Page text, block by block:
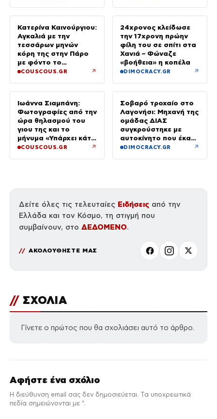
Κατερίνα Καινούργιου:
Αγκαλιά με την
τεσσάρων μηνών
κόρη της στην Πάρο
με φόντο το
ηλιοβασίλεμα
COUSCOUS.GR ↗
24χρονος κλείδωσε
την 17χρονη πρώην
φίλη του σε σπίτι στα
Χανιά – Φώναζε
«βοήθεια» η κοπέλα
DIMOCRACY.GR ↗
Ιωάννα Σιαμπάνη:
Φωτογραφίες από την
ώρα θηλασμού του
γιου της και το
μήνυμα «Υπάρχει κάτι
μαγικό σε αυτές τις
COUSCOUS.GR ↗
Σοβαρό τροχαίο στο
Λαγονήσι: Μηχανή της
ομάδας ΔΙΑΣ
συγκρούστηκε με
αυτοκίνητο που έκανε
αναστροφή – Δύο
DIMOCRACY.GR ↗
Δείτε όλες τις τελευταίες Ειδήσεις από την
Ελλάδα και τον Κόσμο, τη στιγμή που
συμβαίνουν, στο ΔΕΔΟΜΕΝΟ.
ΑΚΟΛΟΥΘΗΣΤΕ ΜΑΣ
// ΣΧΟΛΙΑ
Γίνετε ο πρώτος που θα σχολιάσει αυτό το άρθρο.
Αφήστε ένα σχόλιο
Η διεύθυνση email σας δεν δημοσιεύεται. Τα υποχρεωτικά
πεδία σημειώνονται με *.